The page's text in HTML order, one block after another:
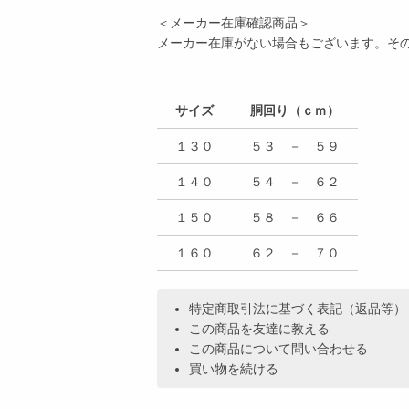
＜メーカー在庫確認商品＞
メーカー在庫がない場合もございます。そ
サイズ 胴回り（ｃｍ）
１３０ ５３ － ５９
１４０ ５４ － ６２
１５０ ５８ － ６６
１６０ ６２ － ７０
特定商取引法に基づく表記（返品等）
この商品を友達に教える
この商品について問い合わせる
買い物を続ける